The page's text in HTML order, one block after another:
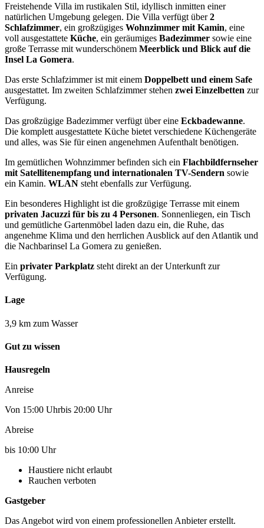
Freistehende Villa im rustikalen Stil, idyllisch inmitten einer
natürlichen Umgebung gelegen. Die Villa verfügt über2
Schlafzimmer, ein großzügiges Wohnzimmer mit Kamin, eine
voll ausgestattete Küche, ein geräumiges Badezimmer sowie eine
große Terrasse mit wunderschönem Meerblick und Blick auf die
Insel La Gomera.
Das erste Schlafzimmer ist mit einem Doppelbett und einem Safe
ausgestattet. Im zweiten Schlafzimmer stehen zwei Einzelbetten zur
Verfügung.
Das großzügige Badezimmer verfügt über eine Eckbadewanne.
Die komplett ausgestattete Küche bietet verschiedene Küchengeräte
und alles, was Sie für einen angenehmen Aufenthalt benötigen.
Im gemütlichen Wohnzimmer befinden sich ein Flachbildfernseher
mit Satellitenempfang und internationalen TV-Sendern sowie
ein Kamin. WLAN steht ebenfalls zur Verfügung.
Ein besonderes Highlight ist die großzügige Terrasse mit einem
privaten Jacuzzi für bis zu 4 Personen. Sonnenliegen, ein Tisch
und gemütliche Gartenmöbel laden dazu ein, die Ruhe, das
angenehme Klima und den herrlichen Ausblick auf den Atlantik und
die Nachbarinsel La Gomera zu genießen.
Ein privater Parkplatz steht direkt an der Unterkunft zur
Verfügung.
Lage
3,9 km zum Wasser
Gut zu wissen
Hausregeln
Anreise
Von 15:00 Uhrbis 20:00 Uhr
Abreise
bis 10:00 Uhr
Haustiere nicht erlaubt
Rauchen verboten
Gastgeber
Das Angebot wird von einem professionellen Anbieter erstellt.